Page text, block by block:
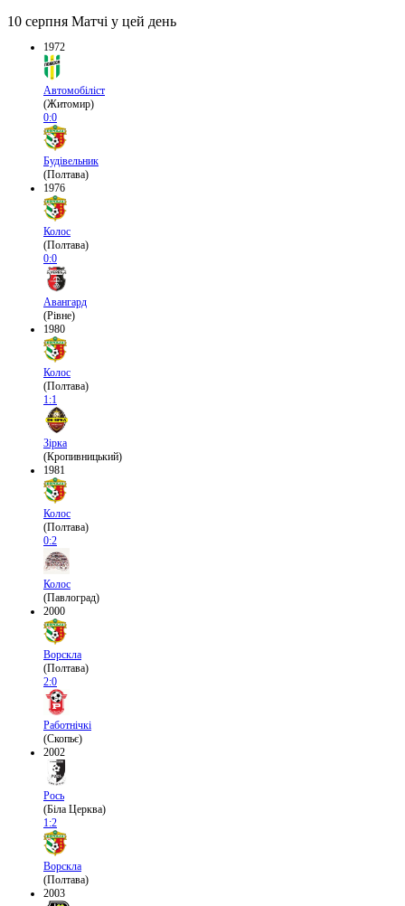
10 серпня Матчі у цей день
1972
Автомобіліст
(Житомир)
0:0
Будівельник
(Полтава)
1976
Колос
(Полтава)
0:0
Авангард
(Рівне)
1980
Колос
(Полтава)
1:1
Зірка
(Кропивницький)
1981
Колос
(Полтава)
0:2
Колос
(Павлоград)
2000
Ворскла
(Полтава)
2:0
Работнічкі
(Скопьє)
2002
Рось
(Біла Церква)
1:2
Ворскла
(Полтава)
2003